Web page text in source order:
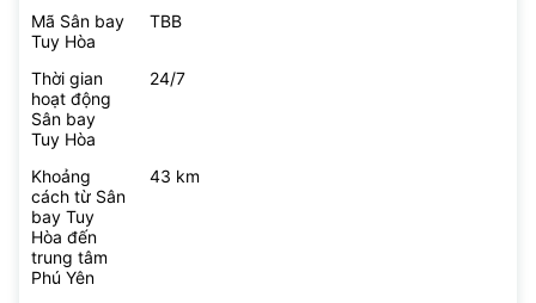
Mã Sân bay
Tuy Hòa
TBB
Thời gian
hoạt động
Sân bay
Tuy Hòa
24/7
Khoảng
cách từ Sân
bay Tuy
Hòa đến
trung tâm
Phú Yên
43 km